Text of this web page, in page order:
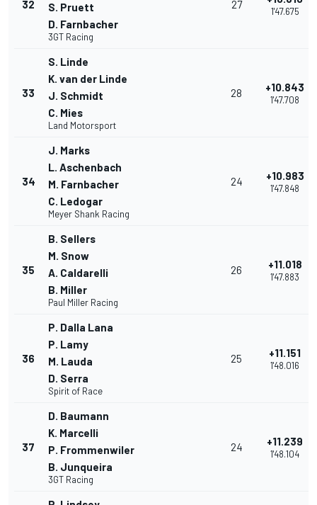
32
S. Pruett
D. Farnbacher
3GT Racing
27
1'47.675
33
S. Linde
K. van der Linde
J. Schmidt
C. Mies
Land Motorsport
28 +10.843
1'47.708
34
J. Marks
L. Aschenbach
M. Farnbacher
C. Ledogar
Meyer Shank Racing
24 +10.983
1'47.848
35
B. Sellers
M. Snow
A. Caldarelli
B. Miller
Paul Miller Racing
26 +11.018
1'47.883
36
P. Dalla Lana
P. Lamy
M. Lauda
D. Serra
Spirit of Race
25 +11.151
1'48.016
37
D. Baumann
K. Marcelli
P. Frommenwiler
B. Junqueira
3GT Racing
24 +11.239
1'48.104